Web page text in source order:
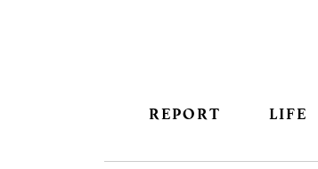
REPORT LIFE